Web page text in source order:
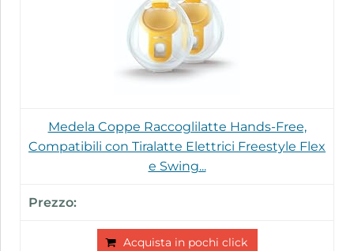
Medela Coppe Raccoglilatte Hands-Free,
Compatibili con Tiralatte Elettrici Freestyle Flex
e Swing...
Acquista in pochi click